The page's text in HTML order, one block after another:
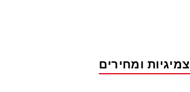
צמיגיות ומחירים